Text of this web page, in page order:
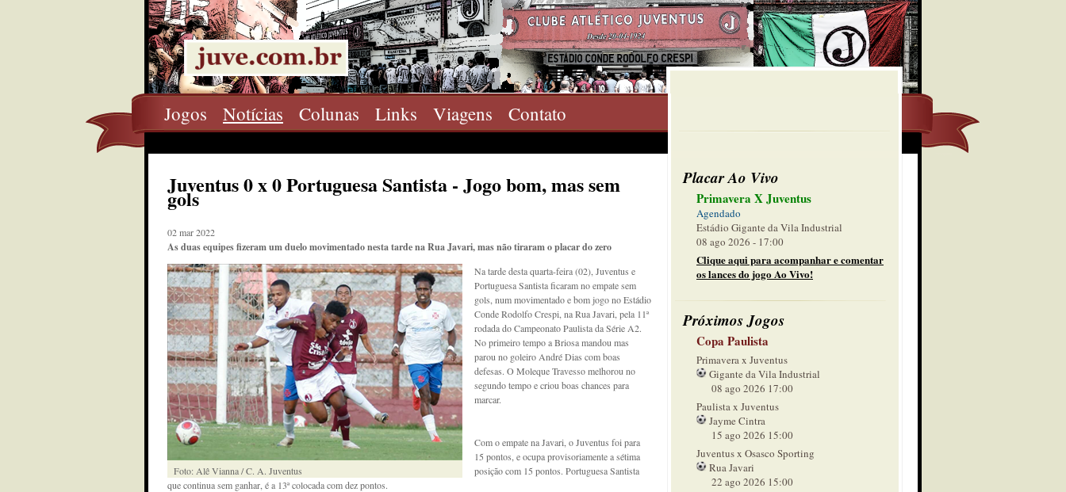
Jogos Notícias Colunas Links Viagens Contato
Placar Ao Vivo
Primavera X Juventus
Agendado
Estádio Gigante da Vila Industrial
08 ago 2026 - 17:00
Clique aqui para acompanhar e comentar
os lances do jogo Ao Vivo!
Próximos Jogos
Copa Paulista
Primavera x Juventus
Gigante da Vila Industrial
08 ago 2026 17:00
Paulista x Juventus
Jayme Cintra
15 ago 2026 15:00
Juventus x Osasco Sporting
Rua Javari
22 ago 2026 15:00
Juventus 0 x 0 Portuguesa Santista - Jogo bom, mas sem
gols
02 mar 2022
As duas equipes fizeram um duelo movimentado nesta tarde na Rua Javari, mas não tiraram o placar do zero
Foto: Alê Vianna / C. A. Juventus
Na tarde desta quarta-feira (02), Juventus e
Portuguesa Santista ficaram no empate sem
gols, num movimentado e bom jogo no Estádio
Conde Rodolfo Crespi, na Rua Javari, pela 11ª
rodada do Campeonato Paulista da Série A2.
No primeiro tempo a Briosa mandou mas
parou no goleiro André Dias com boas
defesas. O Moleque Travesso melhorou no
segundo tempo e criou boas chances para
marcar.
Com o empate na Javari, o Juventus foi para
15 pontos, e ocupa provisoriamente a sétima
posição com 15 pontos. Portuguesa Santista
que continua sem ganhar, é a 13ª colocada com dez pontos.